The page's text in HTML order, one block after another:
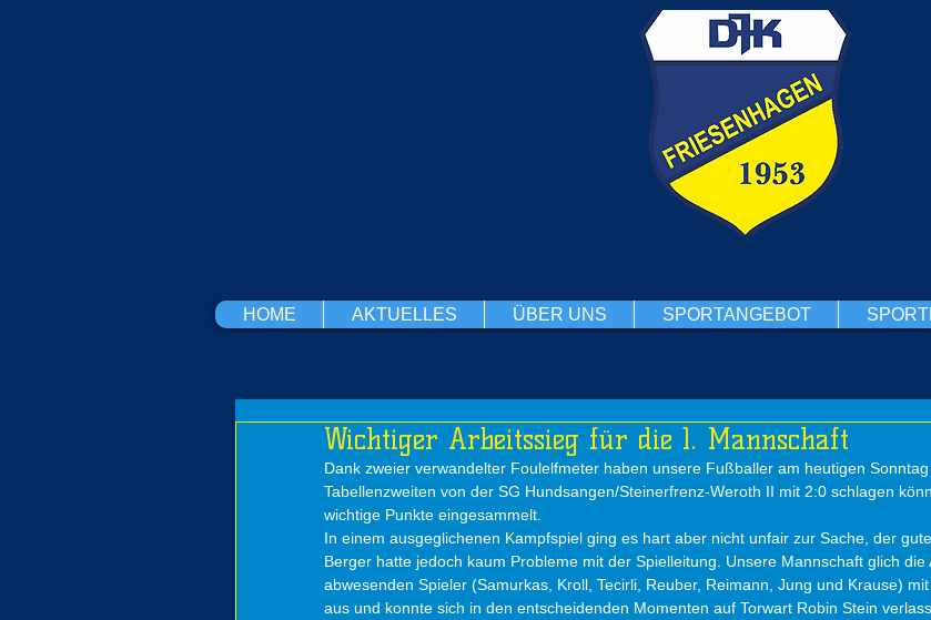
HOME AKTUELLES ÜBER UNS SPORTANGEBOT
Wichtiger Arbeitssieg für die 1. Mannschaft
Dank zweier verwandelter Foulelfmeter haben unsere Fußballer am heutigen
Tabellenzweiten von der SG Hundsangen/Steinerfrenz-Weroth II mit 2:0 schlagen
wichtige Punkte eingesammelt.
In einem ausgeglichenen Kampfspiel ging es hart aber nicht unfair zur Sache, der
Berger hatte jedoch kaum Probleme mit der Spielleitung. Unsere Mannschaft glich die
abwesenden Spieler (Samurkas, Kroll, Tecirli, Reuber, Reimann, Jung und Krause)
aus und konnte sich in den entscheidenden Momenten auf Torwart Robin Stein